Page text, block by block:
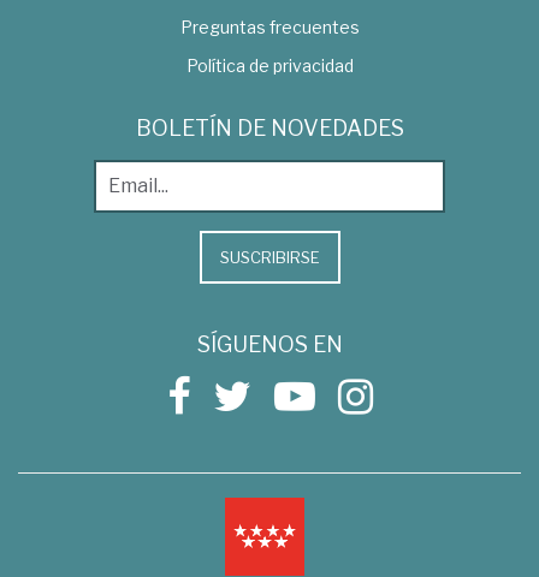
Preguntas frecuentes
Política de privacidad
BOLETÍN DE NOVEDADES
SUSCRIBIRSE
SÍGUENOS EN